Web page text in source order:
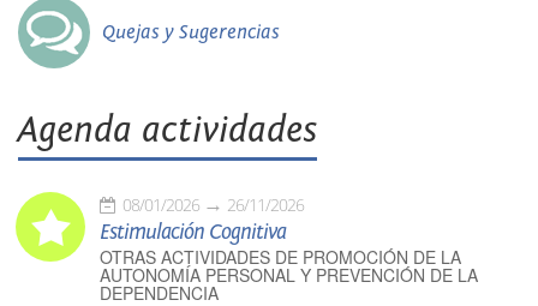
Quejas y Sugerencias
Agenda actividades
08/01/2026 26/11/2026
Estimulación Cognitiva
OTRAS ACTIVIDADES DE PROMOCIÓN DE LA
AUTONOMÍA PERSONAL Y PREVENCIÓN DE LA
DEPENDENCIA